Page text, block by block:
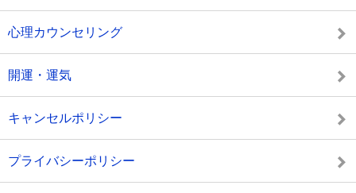
心理カウンセリング
開運・運気
キャンセルポリシー
プライバシーポリシー